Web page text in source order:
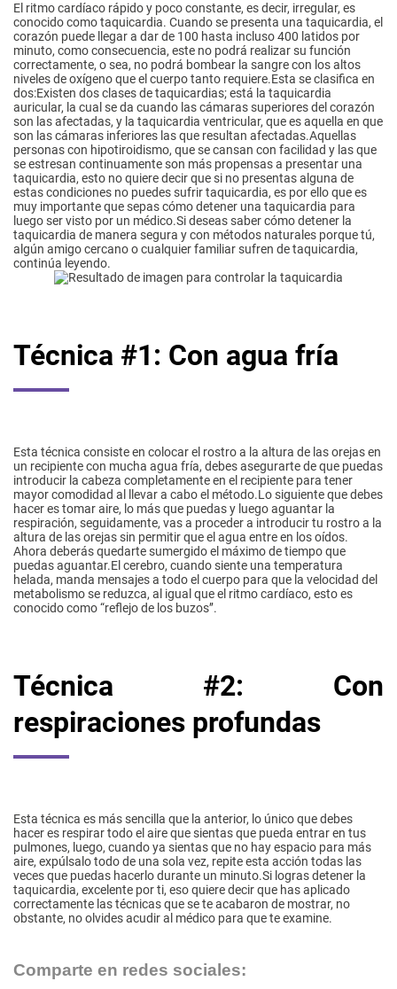
El ritmo cardíaco rápido y poco constante, es decir, irregular, es
conocido como taquicardia. Cuando se presenta una taquicardia, el
corazón puede llegar a dar de 100 hasta incluso 400 latidos por
minuto, como consecuencia, este no podrá realizar su función
correctamente, o sea, no podrá bombear la sangre con los altos
niveles de oxígeno que el cuerpo tanto requiere.Esta se clasifica en
dos:Existen dos clases de taquicardias; está la taquicardia
auricular, la cual se da cuando las cámaras superiores del corazón
son las afectadas, y la taquicardia ventricular, que es aquella en que
son las cámaras inferiores las que resultan afectadas.Aquellas
personas con hipotiroidismo, que se cansan con facilidad y las que
se estresan continuamente son más propensas a presentar una
taquicardia, esto no quiere decir que si no presentas alguna de
estas condiciones no puedes sufrir taquicardia, es por ello que es
muy importante que sepas cómo detener una taquicardia para
luego ser visto por un médico.Si deseas saber cómo detener la
taquicardia de manera segura y con métodos naturales porque tú,
algún amigo cercano o cualquier familiar sufren de taquicardia,
continúa leyendo.
Técnica #1: Con agua fría
Esta técnica consiste en colocar el rostro a la altura de las orejas en
un recipiente con mucha agua fría, debes asegurarte de que puedas
introducir la cabeza completamente en el recipiente para tener
mayor comodidad al llevar a cabo el método.Lo siguiente que debes
hacer es tomar aire, lo más que puedas y luego aguantar la
respiración, seguidamente, vas a proceder a introducir tu rostro a la
altura de las orejas sin permitir que el agua entre en los oídos.
Ahora deberás quedarte sumergido el máximo de tiempo que
puedas aguantar.El cerebro, cuando siente una temperatura
helada, manda mensajes a todo el cuerpo para que la velocidad del
metabolismo se reduzca, al igual que el ritmo cardíaco, esto es
conocido como “reflejo de los buzos’’.
Técnica #2: Con
respiraciones profundas
Esta técnica es más sencilla que la anterior, lo único que debes
hacer es respirar todo el aire que sientas que pueda entrar en tus
pulmones, luego, cuando ya sientas que no hay espacio para más
aire, expúlsalo todo de una sola vez, repite esta acción todas las
veces que puedas hacerlo durante un minuto.Si logras detener la
taquicardia, excelente por ti, eso quiere decir que has aplicado
correctamente las técnicas que se te acabaron de mostrar, no
obstante, no olvides acudir al médico para que te examine.
Comparte en redes sociales: